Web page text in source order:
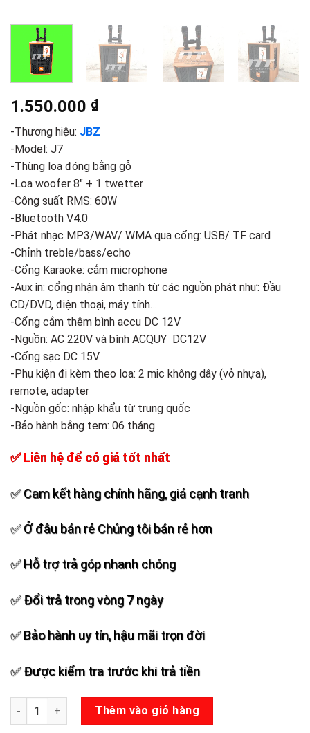
1.550.000 ₫
-Thương hiệu: JBZ
-Model: J7
-Thùng loa đóng bằng gỗ
-Loa woofer 8″ + 1 twetter
-Công suất RMS: 60W
-Bluetooth V4.0
-Phát nhạc MP3/WAV/ WMA qua cổng: USB/ TF card
-Chỉnh treble/bass/echo
-Cổng Karaoke: cắm microphone
-Aux in: cổng nhận âm thanh từ các nguồn phát như: Đầu
CD/DVD, điện thoại, máy tính…
-Cổng cắm thêm bình accu DC 12V
-Nguồn: AC 220V và bình ACQUY DC12V
-Cổng sạc DC 15V
-Phụ kiện đi kèm theo loa: 2 mic không dây (vỏ nhựa),
remote, adapter
-Nguồn gốc: nhập khẩu từ trung quốc
-Bảo hành bằng tem: 06 tháng.
✅ Liên hệ để có giá tốt nhất
✅ Cam kết hàng chính hãng, giá cạnh tranh
✅ Ở đâu bán rẻ Chúng tôi bán rẻ hơn
✅ Hỗ trợ trả góp nhanh chóng
✅ Đổi trả trong vòng 7 ngày
✅ Bảo hành uy tín, hậu mãi trọn đời
✅ Được kiểm tra trước khi trả tiền
Loa kéo JBZ J7 số lượngThêm vào giỏ hàng